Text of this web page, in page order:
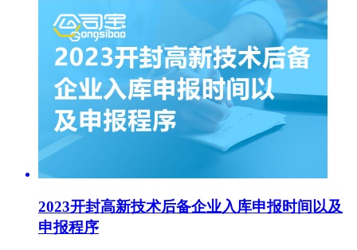
2023开封高新技术后备企业入库申报时间以及
申报程序